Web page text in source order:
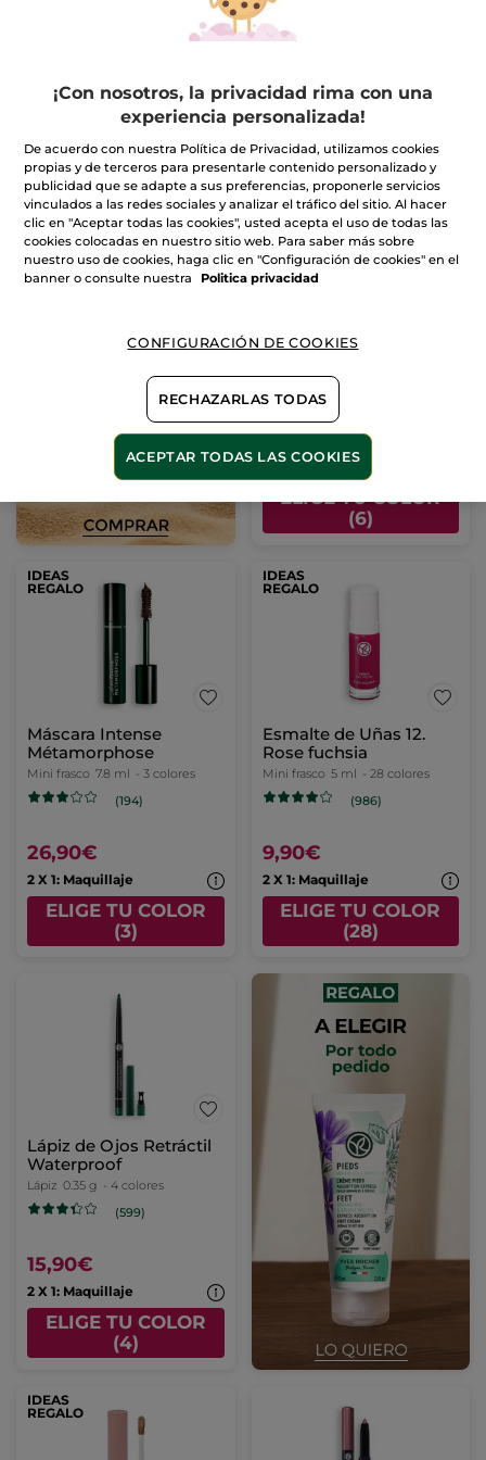
ELIGE TU COLOR
26,90€
ELIGE TU COLOR
(1)
compacto
15,90€
2 X 1: Maquillaje
ELIGE TU COLOR
(6)
IDEAS
REGALO
Máscara Intense
Métamorphose
Mini frasco 7.8 ml - 3 colores
(194)
26,90€
2 X 1: Maquillaje
ELIGE TU COLOR
(3)
IDEAS
REGALO
Esmalte de Uñas 12.
Rose fuchsia
Mini frasco 5 ml - 28 colores
(986)
9,90€
2 X 1: Maquillaje
ELIGE TU COLOR
(28)
Lápiz de Ojos Retráctil
Waterproof
Lápiz 0.35 g - 4 colores
(599)
15,90€
2 X 1: Maquillaje
ELIGE TU COLOR
(4)
IDEAS
REGALO
¡Con nosotros, la privacidad rima con una
experiencia personalizada!
De acuerdo con nuestra Política de Privacidad, utilizamos cookies
propias y de terceros para presentarle contenido personalizado y
publicidad que se adapte a sus preferencias, proponerle servicios
vinculados a las redes sociales y analizar el tráfico del sitio. Al hacer
clic en "Aceptar todas las cookies", usted acepta el uso de todas las
cookies colocadas en nuestro sitio web. Para saber más sobre
nuestro uso de cookies, haga clic en "Configuración de cookies" en el
banner o consulte nuestra
Politica privacidad
CONFIGURACIÓN DE COOKIES
RECHAZARLAS TODAS
ACEPTAR TODAS LAS COOKIES